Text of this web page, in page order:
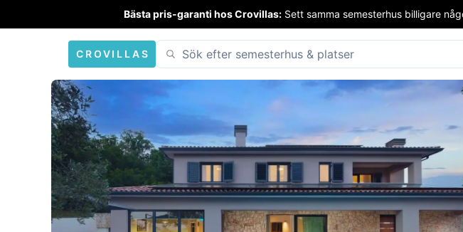
Bästa pris-garanti hos Crovillas: Sett samma semesterhus billigare
CROVILLAS